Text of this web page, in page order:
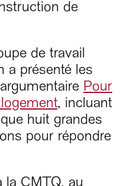
de
de travail
a présenté les
Pour
, incluant
huit grandes
pour répondre
la CMTQ, au